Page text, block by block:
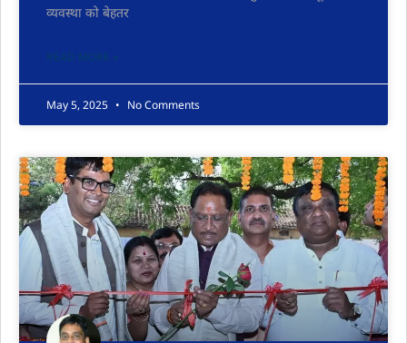
व्यवस्था को बेहतर
READ MORE »
May 5, 2025 No Comments